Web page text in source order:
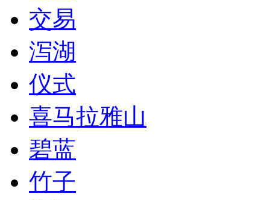
交易
泻湖
仪式
喜马拉雅山
碧蓝
竹子